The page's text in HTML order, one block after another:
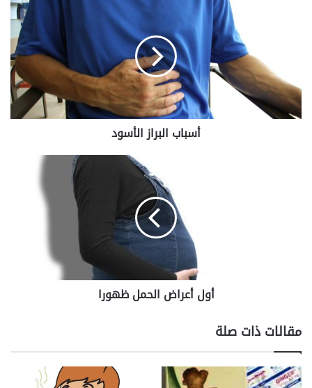
أسباب البراز الأسود
أول أعراض الحمل ظهورا
مقالات ذات صلة